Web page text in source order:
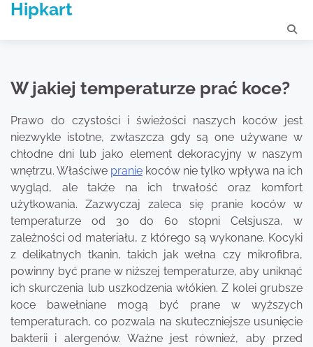
SkipHipkart
W jakiej temperaturze prać koce?
Prawo do czystości i świeżości naszych koców jest
niezwykle istotne, zwłaszcza gdy są one używane w
chłodne dni lub jako element dekoracyjny w naszym
wnętrzu. Właściwe pranie koców nie tylko wpływa na ich
wygląd, ale także na ich trwałość oraz komfort
użytkowania. Zazwyczaj zaleca się pranie koców w
temperaturze od 30 do 60 stopni Celsjusza, w
zależności od materiału, z którego są wykonane. Kocyki
z delikatnych tkanin, takich jak wełna czy mikrofibra,
powinny być prane w niższej temperaturze, aby uniknąć
ich skurczenia lub uszkodzenia włókien. Z kolei grubsze
koce bawełniane mogą być prane w wyższych
temperaturach, co pozwala na skuteczniejsze usunięcie
bakterii i alergenów. Ważne jest również, aby przed